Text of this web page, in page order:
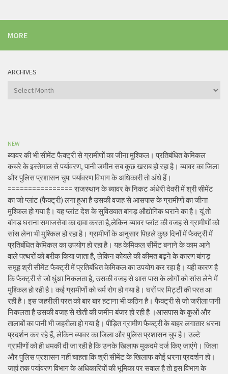
MORE
ARCHIVES
Archives
NEW
ब्यावर की भी सीमेंट फैक्ट्री से ग्रामीणों का जीना मुश्किल। प्रतिबंधित केमिकल
कचरे के इस्तेमाल से पर्यावरण, पानी जमीन सब कुछ खराब हो रहा है। ब्यावर का जिला
और पुलिस प्रशासन चुप: पर्यावरण विभाग के अधिकारी तो अंधे हैं।
================ राजस्थान के ब्यावर के निकट अंधेरी देवरी में श्री सीमेंट
का जो प्लांट (फैक्ट्री) लगा हुआ है उसकी वजह से आसपास के ग्रामीणों का जीना
मुश्किल हो गया है। यह प्लांट देश के सुविख्यात बांगड़ औद्योगिक घराने का है। यूं तो
बांगड़ घराना समाजसेवा का दावा करता है,लेकिन ब्यावर प्लांट की वजह से ग्रामीणों को
सांस लेना भी मुश्किल हो रहा है। ग्रामीणों के अनुसार पिछले कुछ दिनों में फैक्ट्री में
प्रतिबंधित केमिकल का उपयोग हो रहा है। यह केमिकल सीमेंट बनाने के काम आने
वाले पत्थरों को बरीक किया जाता है, लेकिन कोयले की कीमत बढ़ने के कारण बांगड़
समूह श्री सीमेंट फैक्ट्री में प्रतिबंधित केमिकल का उपयोग कर रहा है। यही कारण है
कि फैक्ट्री से जो धुंआ निकलता है, उसकी वजह से आस पास के लोगों को सांस लेने में
मुश्किल हो रही है। कई ग्रामीणों को चर्म रोग हो गया है। घरों पर मिट्टी की परत आ
रही है। इस जहरीली परत को बार बार हटाना भी कठिन है। फैक्ट्री से जो जरीला पानी
निकलता है उसकी वजह से खेती की जमीन बंजर हो रही है ।आसपास के कुओं और
तालाबों का पानी भी जहरीला हो गया है। पीड़ित ग्रामीण फैक्ट्री के बाहर लगातार धरना
प्रदर्शन कर रहे हैं, लेकिन ब्यावर का जिला और पुलिस प्रशासन चुप है। उल्टे
ग्रामीणों को ही धमकी दी जा रही है कि उनके खिलाफ मुकदमे दर्ज किए जाएंगे। जिला
और पुलिस प्रशासन नहीं चाहता कि श्री सीमेंट के खिलाफ कोई धरना प्रदर्शन हो।
जहां तक पर्यावरण विभाग के अधिकारियों की भूमिका पर सवाल है तो इस विभाग के